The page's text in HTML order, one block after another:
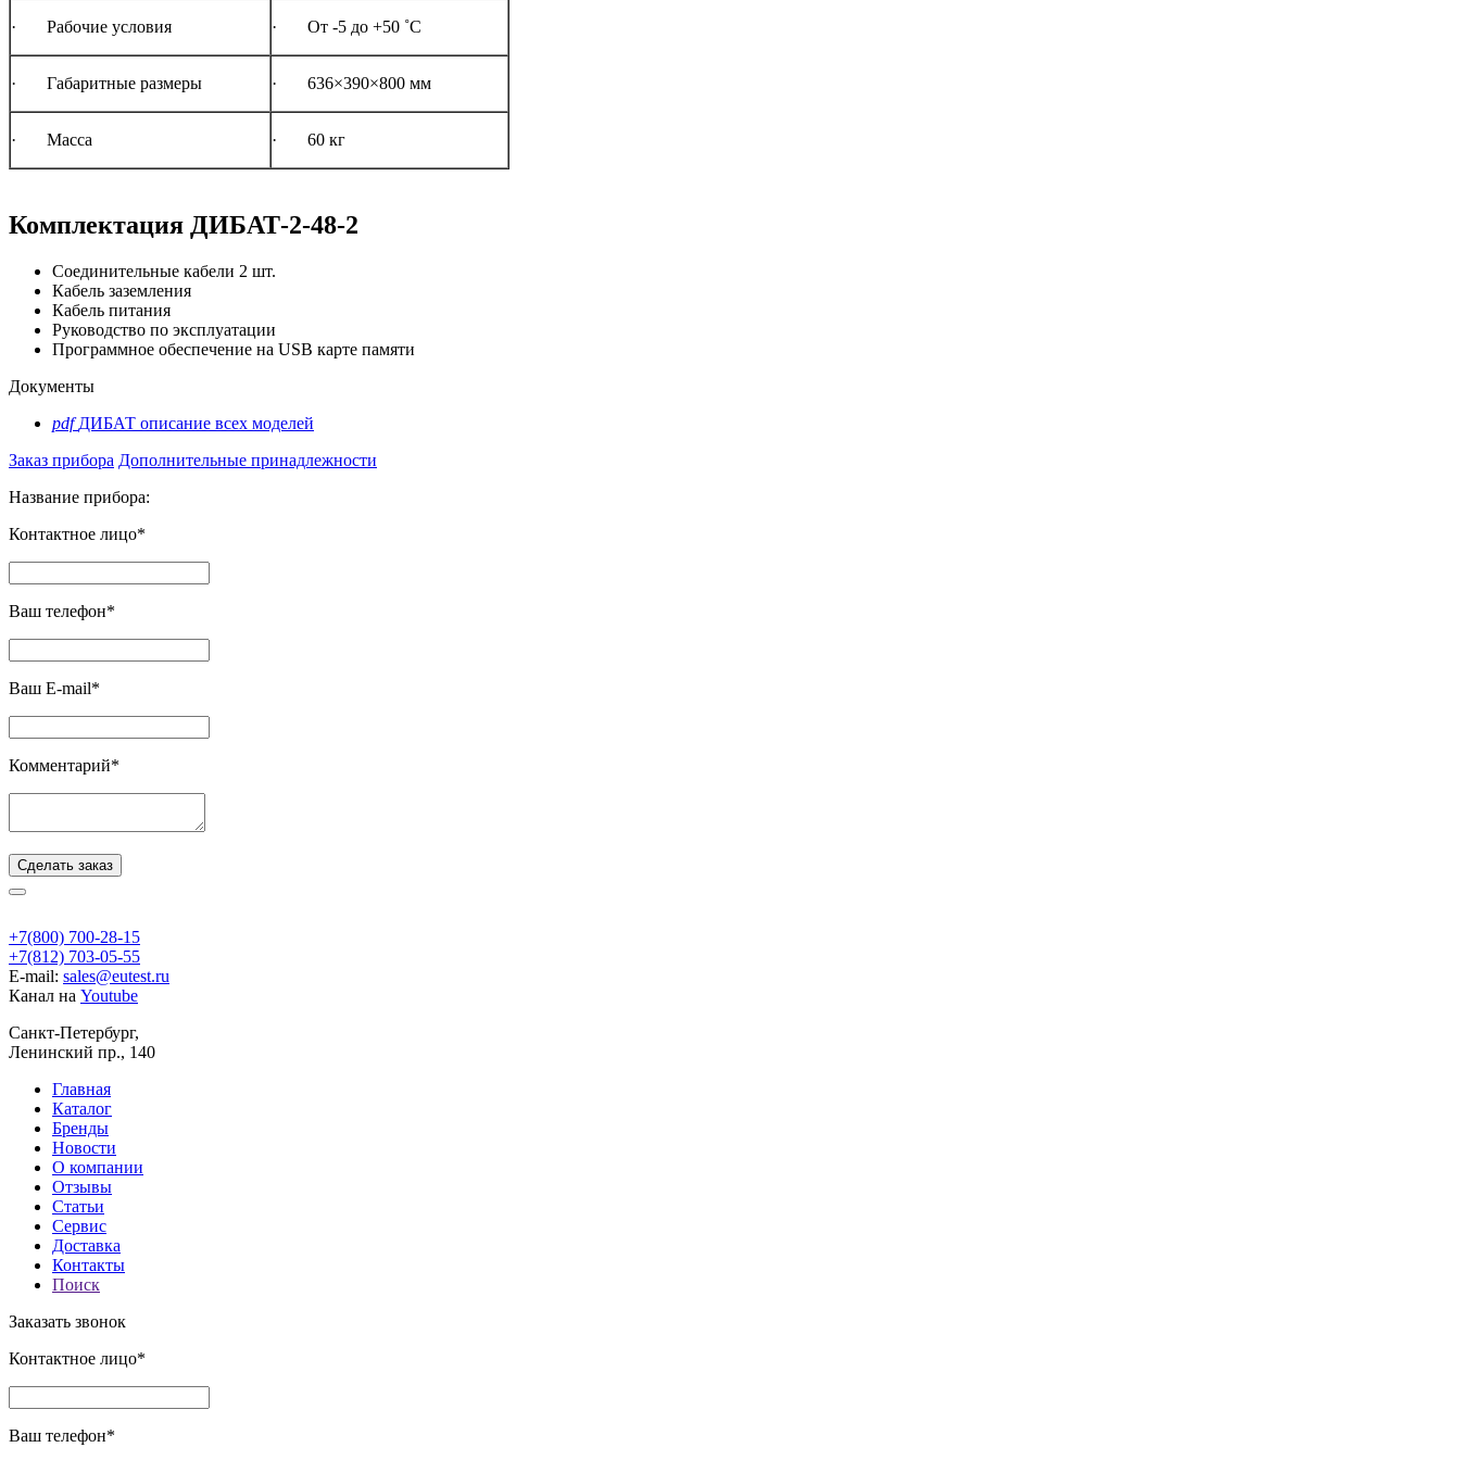
· Рабочие условия · От -5 до +50 ˚С
· Габаритные размеры · 636×390×800 мм
· Масса · 60 кг
Комплектация ДИБАТ-2-48-2
Соединительные кабели 2 шт.
Кабель заземления
Кабель питания
Руководство по эксплуатации
Программное обеспечение на USB карте памяти
Документы
pdf ДИБАТ описание всех моделей
Заказ прибора Дополнительные принадлежности
Название прибора:
Контактное лицо*
Ваш телефон*
Ваш E-mail*
Комментарий*
Сделать заказ
+7(800) 700-28-15
+7(812) 703-05-55
E-mail: sales@eutest.ru
Канал на Youtube
Санкт-Петербург,
Ленинский пр., 140
Главная
Каталог
Бренды
Новости
О компании
Отзывы
Статьи
Сервис
Доставка
Контакты
Поиск
Заказать звонок
Контактное лицо*
Ваш телефон*